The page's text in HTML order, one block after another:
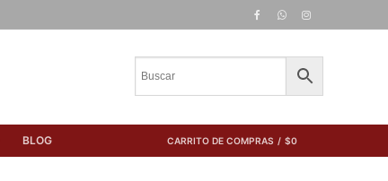
BLOG CARRITO DE COMPRAS / $0